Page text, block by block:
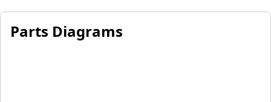
Parts Diagrams